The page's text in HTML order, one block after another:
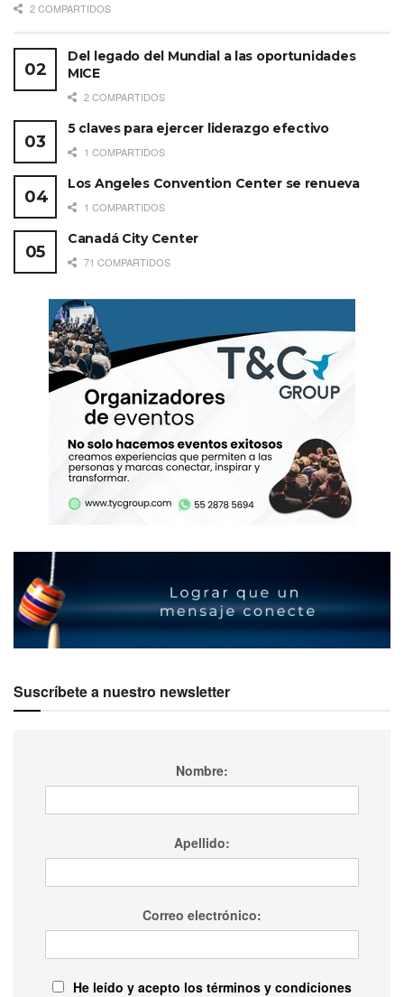
2 COMPARTIDOS
Del legado del Mundial a las oportunidades
MICE
2 COMPARTIDOS
5 claves para ejercer liderazgo efectivo
1 COMPARTIDOS
Los Angeles Convention Center se renueva
1 COMPARTIDOS
Canadá City Center
71 COMPARTIDOS
Suscríbete a nuestro newsletter
Nombre:
Apellido:
Correo electrónico:
He leído y acepto los términos y condiciones